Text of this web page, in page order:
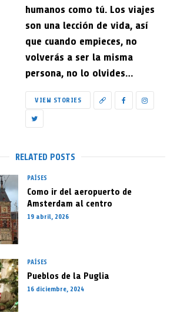
humanos como tú. Los viajes
son una lección de vida, así
que cuando empieces, no
volverás a ser la misma
persona, no lo olvides…
VIEW STORIES
RELATED POSTS
PAÍSES
Como ir del aeropuerto de
Amsterdam al centro
19 abril, 2026
PAÍSES
Pueblos de la Puglia
16 diciembre, 2024